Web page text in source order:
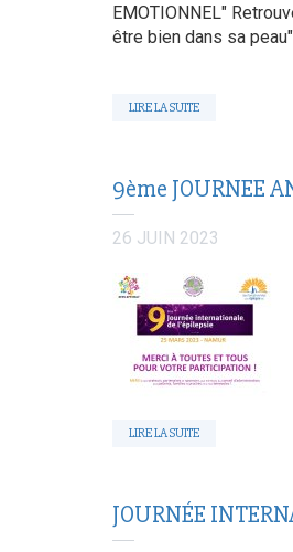
EMOTIONNEL"
être bien dans sa
LIRE LA SUITE
9ème JOURNEE
26 JUIN 2023
LIRE LA SUITE
JOURNÉE